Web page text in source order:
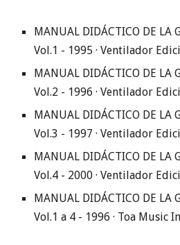
MANUAL DIDÁCTICO DE LA
Vol.1 - 1995 · Ventilador
MANUAL DIDÁCTICO DE LA
Vol.2 - 1996 · Ventilador
MANUAL DIDÁCTICO DE LA
Vol.3 - 1997 · Ventilador
MANUAL DIDÁCTICO DE LA
Vol.4 - 2000 · Ventilador
MANUAL DIDÁCTICO DE LA
Vol.1 a 4 - 1996 · Toa Music